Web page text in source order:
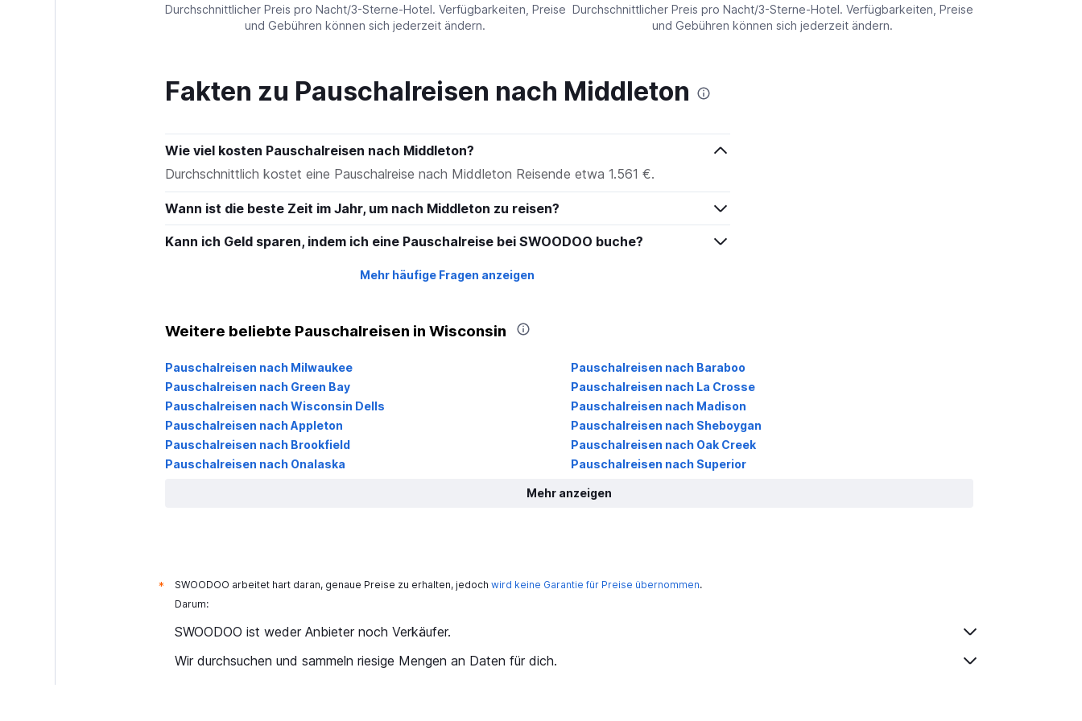
values.
Durchschnittlicher Preis pro Nacht/3-Sterne-Hotel. Verfügbarkeiten, Preise
und Gebühren können sich jederzeit ändern.
values.
Durchschnittlicher Preis pro Nacht/3-Sterne-Hotel. Verfügbarkeiten, Preise
und Gebühren können sich jederzeit ändern.
Fakten zu Pauschalreisen nach Middleton
Wie viel kosten Pauschalreisen nach Middleton?
Durchschnittlich kostet eine Pauschalreise nach Middleton Reisende etwa 1.561 €.
Wann ist die beste Zeit im Jahr, um nach Middleton zu reisen?
Kann ich Geld sparen, indem ich eine Pauschalreise bei SWOODOO buche?
Mehr häufige Fragen anzeigen
Weitere beliebte Pauschalreisen in Wisconsin
Pauschalreisen nach Milwaukee
Pauschalreisen nach Baraboo
Pauschalreisen nach Green Bay
Pauschalreisen nach La Crosse
Pauschalreisen nach Wisconsin Dells
Pauschalreisen nach Madison
Pauschalreisen nach Appleton
Pauschalreisen nach Sheboygan
Pauschalreisen nach Brookfield
Pauschalreisen nach Oak Creek
Pauschalreisen nach Onalaska
Pauschalreisen nach Superior
Mehr anzeigen
* SWOODOO arbeitet hart daran, genaue Preise zu erhalten, jedoch wird keine Garantie für Preise übernommen.
Darum:
SWOODOO ist weder Anbieter noch Verkäufer.
Wir durchsuchen und sammeln riesige Mengen an Daten für dich.